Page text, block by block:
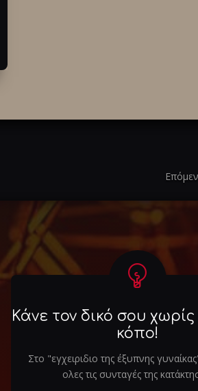
Κάνε τον δικό σου
κόπο!
Στο "εγχειριδιο της έξυπνης
ολες τις συνταγές της